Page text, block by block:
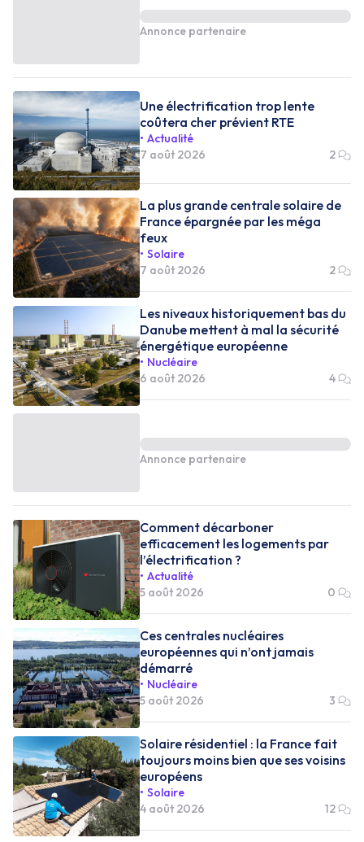
Annonce partenaire
Une électrification trop lente
coûtera cher prévient RTE
Actualité
7 août 2026
2
La plus grande centrale solaire de
France épargnée par les méga
feux
Solaire
7 août 2026
2
Les niveaux historiquement bas du
Danube mettent à mal la sécurité
énergétique européenne
Nucléaire
6 août 2026
4
Annonce partenaire
Comment décarboner
efficacement les logements par
l’électrification ?
Actualité
5 août 2026
0
Ces centrales nucléaires
européennes qui n’ont jamais
démarré
Nucléaire
5 août 2026
3
Solaire résidentiel : la France fait
toujours moins bien que ses voisins
européens
Solaire
4 août 2026
12